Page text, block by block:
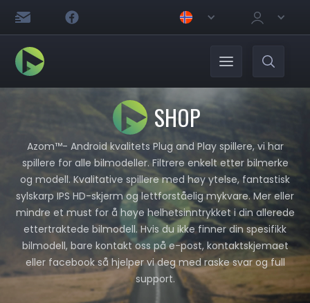
SHOP
Azom™- Android kvalitets Plug and Play spillere, vi har
spillere for alle bilmodeller. Filtrere enkelt etter bilmerke
og modell. Kvalitative spillere med høy ytelse, fantastisk
sylskarp IPS HD-skjerm og lettforståelig mykvare. Mer eller
mindre et must for å høye helhetsinntrykket i din allerede
ettertraktede bilmodell. Hvis du ikke finner din spesifikk
bilmodell, bare kontakt oss på e-post, kontaktskjemaet
eller facebook så hjelper vi deg med raske svar og full
support.